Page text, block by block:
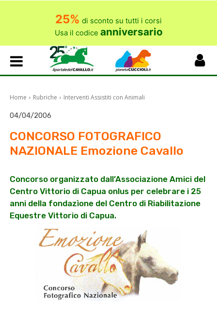
25% di sconto su tutti i corsi
Usa il codice anniversario
Home Rubriche Interventi Assistiti con Animali
04/04/2006
CONCORSO FOTOGRAFICO
NAZIONALE Emozione Cavallo
Concorso organizzato dall’Associazione Amici del
Centro Vittorio di Capua onlus per celebrare i 25
anni della fondazìone del Centro di Riabilitazione
Equestre Vittorio di Capua.